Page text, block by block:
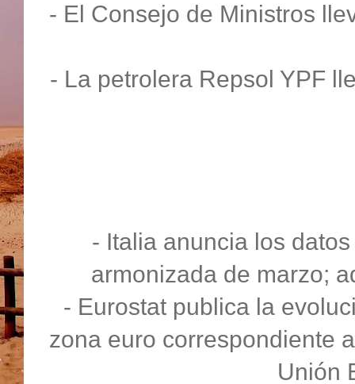
- El Consejo de Ministros
- La petrolera Repsol YPF
- Italia anuncia los
armonizada de marzo;
- Eurostat publica la
zona euro correspondiente
Unión